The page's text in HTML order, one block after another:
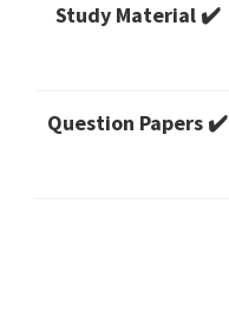
Study Material ✔️
Question Papers ✔️